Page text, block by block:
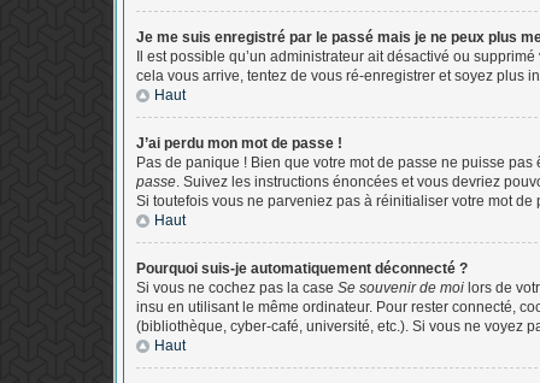
Je me suis enregistré par le passé mais je ne peux plus
Il est possible qu’un administrateur ait désactivé ou
cela vous arrive, tentez de vous ré-enregistrer et soyez plus
Haut
J’ai perdu mon mot de passe !
Pas de panique ! Bien que votre mot de passe ne puisse
passe. Suivez les instructions énoncées et vous devriez
Si toutefois vous ne parveniez pas à réinitialiser votre mot
Haut
Pourquoi suis-je automatiquement déconnecté ?
Si vous ne cochez pas la case Se souvenir de moi lors de
insu en utilisant le même ordinateur. Pour rester connecté,
(bibliothèque, cyber-café, université, etc.). Si vous ne voyez
Haut